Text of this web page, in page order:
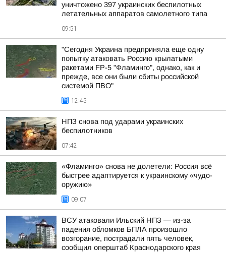
уничтожено 397 украинских беспилотных
летательных аппаратов самолетного типа
09:51
"Сегодня Украина предприняла еще одну
попытку атаковать Россию крылатыми
ракетами FP-5 "Фламинго", однако, как и
прежде, все они были сбиты российской
системой ПВО"
12:45
НПЗ снова под ударами украинских
беспилотников
07:42
«Фламинго» снова не долетели: Россия всё
быстрее адаптируется к украинскому «чудо-
оружию»
09:07
ВСУ атаковали Ильский НПЗ — из-за
падения обломков БПЛА произошло
возгорание, пострадали пять человек,
сообщил оперштаб Краснодарского края